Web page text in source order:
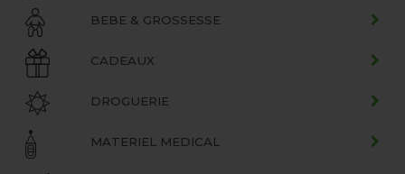
BEBE & GROSSESSE
CADEAUX
DROGUERIE
MATERIEL MEDICAL